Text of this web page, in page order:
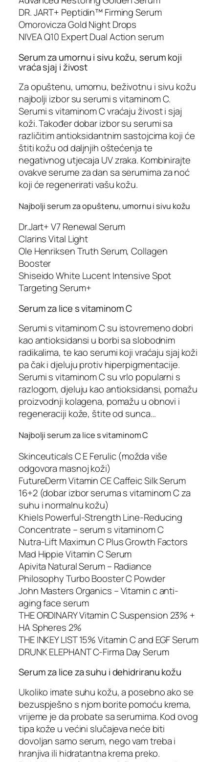
DR. JART+ Peptidin™ Firming Serum
Omorovicza Gold Night Drops
NIVEA Q10 Expert Dual Action serum
Serum za umornu i sivu kožu, serum koji
vraća sjaj i živost
Za opuštenu, umornu, beživotnu i sivu kožu
najbolji izbor su serumi s vitaminom C.
Serumi s vitaminom C vraćaju živost i sjaj
koži. Također dobar izbor su serumi sa
različitim antioksidantnim sastojcima koji će
štiti kožu od daljnjih oštećenja te
negativnog utjecaja UV zraka. Kombinirajte
ovakve serume za dan sa serumima za noć
koji će regenerirati vašu kožu.
Najbolji serum za opuštenu, umornu i sivu kožu
Dr.Jart+ V7 Renewal Serum
Clarins Vital Light
Ole Henriksen Truth Serum, Collagen
Booster
Shiseido White Lucent Intensive Spot
Targeting Serum+
Serum za lice s vitaminom C
Serumi s vitaminom C su istovremeno dobri
kao antioksidansi u borbi sa slobodnim
radikalima, te kao serumi koji vraćaju sjaj koži
pa čak i djeluju protiv hiperpigmentacije.
Serumi s vitaminom C su vrlo popularni s
razlogom, djeluju kao antioksidansi, pomažu
proizvodnji kolagena, pomažu u obnovi i
regeneraciji kože, štite od sunca…
Najbolji serum za lice s vitaminom C
Skinceuticals C E Ferulic (možda više
odgovora masnoj koži)
FutureDerm Vitamin CE Caffeic Silk Serum
16+2 (dobar izbor seruma s vitaminom C za
suhu i normalnu kožu)
Khiels Powerful-Strength Line-Reducing
Concentrate – serum s vitaminom C
Nutra-Lift Maximun C Plus Growth Factors
Mad Hippie Vitamin C Serum
Apivita Natural Serum – Radiance
Philosophy Turbo Booster C Powder
John Masters Organics – Vitamin c anti-
aging face serum
THE ORDINARY Vitamin C Suspension 23% +
HA Spheres 2%
THE INKEY LIST 15% Vitamin C and EGF Serum
DRUNK ELEPHANT C-Firma Day Serum
Serum za lice za suhu i dehidriranu kožu
Ukoliko imate suhu kožu, a posebno ako se
bezuspješno s njom borite pomoću krema,
vrijeme je da probate sa serumima. Kod ovog
tipa kože u većini slučajeva neće biti
dovoljan samo serum, nego vam treba i
hranjiva ili hidratantna krema preko.